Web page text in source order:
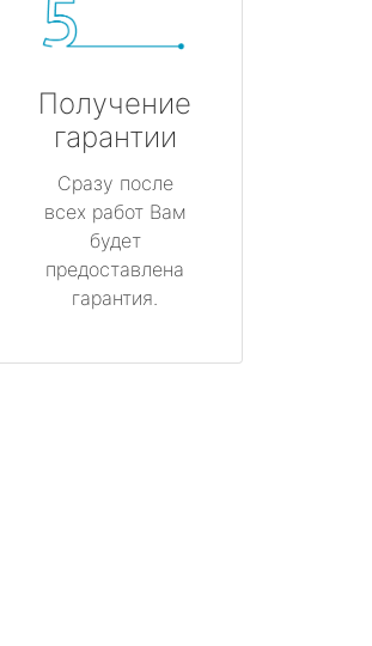
Получение
гарантии
Сразу после
всех работ Вам
будет
предоставлена
гарантия.